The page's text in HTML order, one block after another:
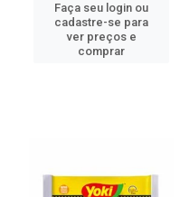
Faça seu login ou
cadastre-se para
ver preços e
comprar